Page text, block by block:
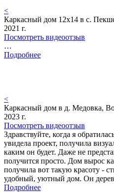
<
Каркасный дом 12х14 в с.
2021 г.
Посмотреть видеоотзыв
…
Подробнее
<
Каркасный дом в д. Медовка,
2023 г.
Посмотреть видеоотзыв
Здравствуйте, когда я
увидела проект, получила
каким он будет. Даже не
получится просто. Дом вырос
получила вот такую красоту -
удобный, уютный дом. Он
Подробнее